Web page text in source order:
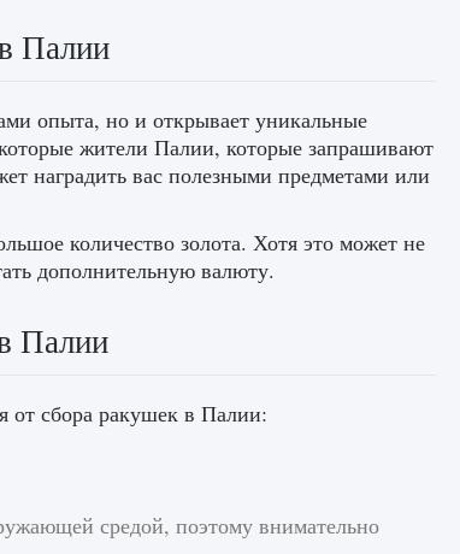
Палии
опыта, но и открывает уникальные
жители Палии, которые запрашивают
наградить вас полезными предметами или
количество золота. Хотя это может не
дополнительную валюту.
Палии
от сбора ракушек в Палии:
средой, поэтому внимательно